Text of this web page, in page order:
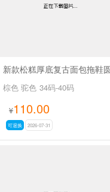
棕色 驼色 34码-40码
¥110.00
可退换 2026-07-31